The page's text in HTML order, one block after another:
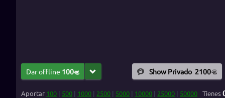
Dar offline 100 Show Privado 2100
Aportar 100 | 500 | 1000 | 2500 | 5000 | 10000 | 25000 | 50000 Tienes